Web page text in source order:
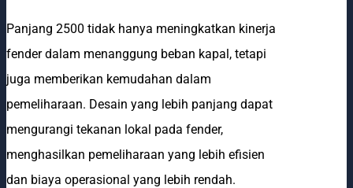
Panjang 2500 tidak hanya meningkatkan kinerja
fender dalam menanggung beban kapal, tetapi
juga memberikan kemudahan dalam
pemeliharaan. Desain yang lebih panjang dapat
mengurangi tekanan lokal pada fender,
menghasilkan pemeliharaan yang lebih efisien
dan biaya operasional yang lebih rendah.